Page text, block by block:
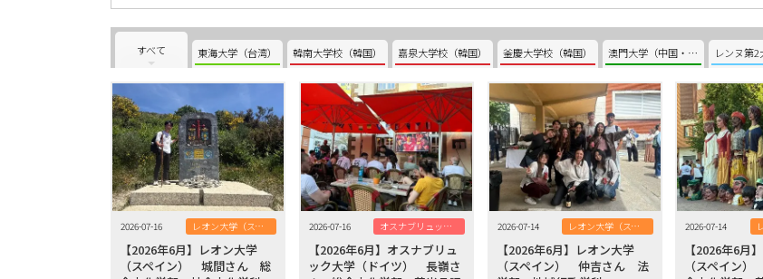
すべて 東海大学（台湾） 韓南大学校（韓国） 嘉泉大学校（韓国） 釜慶大学校（韓国） 澳門大学（中国・澳門）
2026-07-16 レオン大学（スペイン）
【2026年6月】レオン大学
（スペイン） 城間さん 総
2026-07-16 オスナブリュック大学（ドイツ）
【2026年6月】オスナブリュ
ック大学（ドイツ） 長嶺さ
2026-07-14 レオン大学（スペイン）
【2026年6月】レオン大学
（スペイン） 仲吉さん 法
2026-07-14
【2026年6月
（スペイン